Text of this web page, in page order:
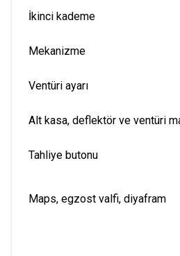
İkinci kademe
Mekanizme
Ventüri ayarı
Alt kasa, deflektör ve ventüri
Tahliye butonu
Maps, egzost valfi, diyafram